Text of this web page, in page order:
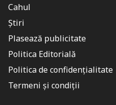
Cahul
Știri
Plasează publicitate
Politica Editorială
Politica de confidențialitate
Termeni și condiții